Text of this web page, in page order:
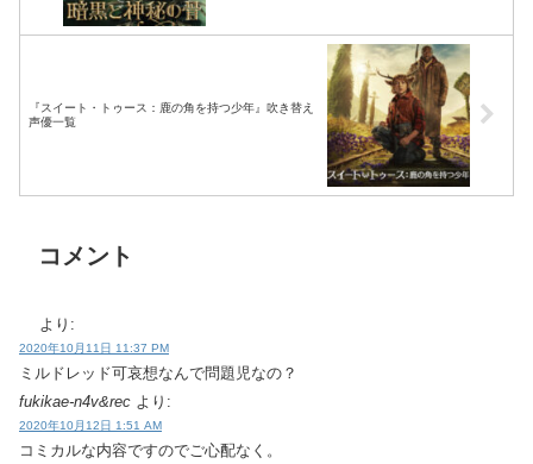
『スイート・トゥース：鹿の角を持つ少年』吹き替え
声優一覧
コメント
より:
2020年10月11日 11:37 PM
ミルドレッド可哀想なんで問題児なの？
fukikae-n4v&rec より:
2020年10月12日 1:51 AM
コミカルな内容ですのでご心配なく。